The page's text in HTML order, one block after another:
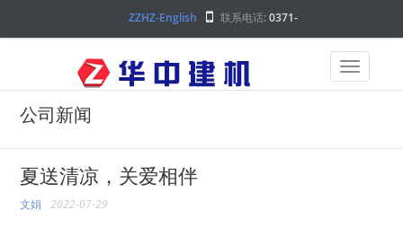
ZZHZ-English 联系电话:0371-
公司新闻
夏送清凉，关爱相伴
文娟 2022-07-29